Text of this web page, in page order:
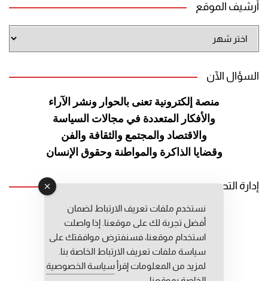
أرشيف الموقع
الموقع
السؤال الآن
منصة إلكترونية تعنى بالحوار ونشر الآراء
والأفكار المتعددة في مجالات السياسة
والاقتصاد والمجتمع والثقافة والفن
وقضايا الذاكرة والمواطنة وحقوق الإنسان
إدارة التحرير
رئيس التحرير: عبد الرحيم التوراني
رئيس التحرير المساعد: المعطي قبال
مديرة التحرير: فاطمة حوحو
نستخدم ملفات تعريف الارتباط لضمان
أفضل تجربة لك على موقعنا. إذا واصلت
استخدام موقعنا، فسنفترض موافقتك على
سياسة ملفات تعريف الارتباط الخاصة بنا.
لمزيد من المعلومات إقرأ سياسة الخصوصية